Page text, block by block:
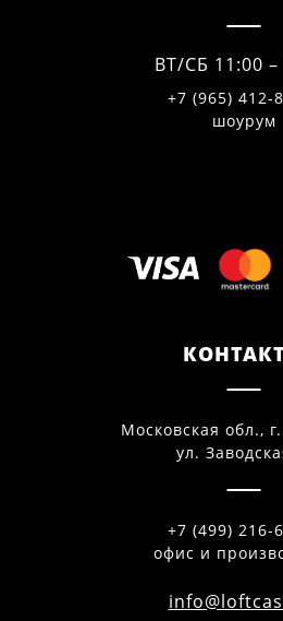
ВТ/СБ 11:00 –
+7 (965) 412-
шоурум
Московская обл.,
ул.
+7 (499) 216-
офис и